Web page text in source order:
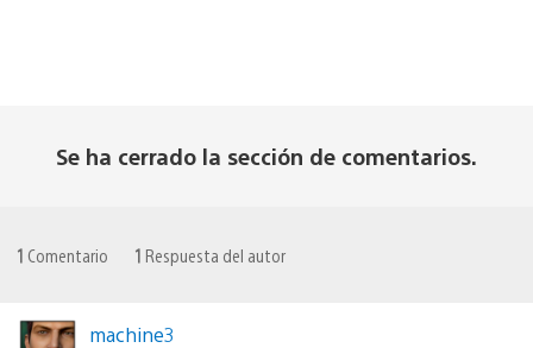
Se ha cerrado la sección de comentarios.
1 Comentario 1 Respuesta del autor
machine3